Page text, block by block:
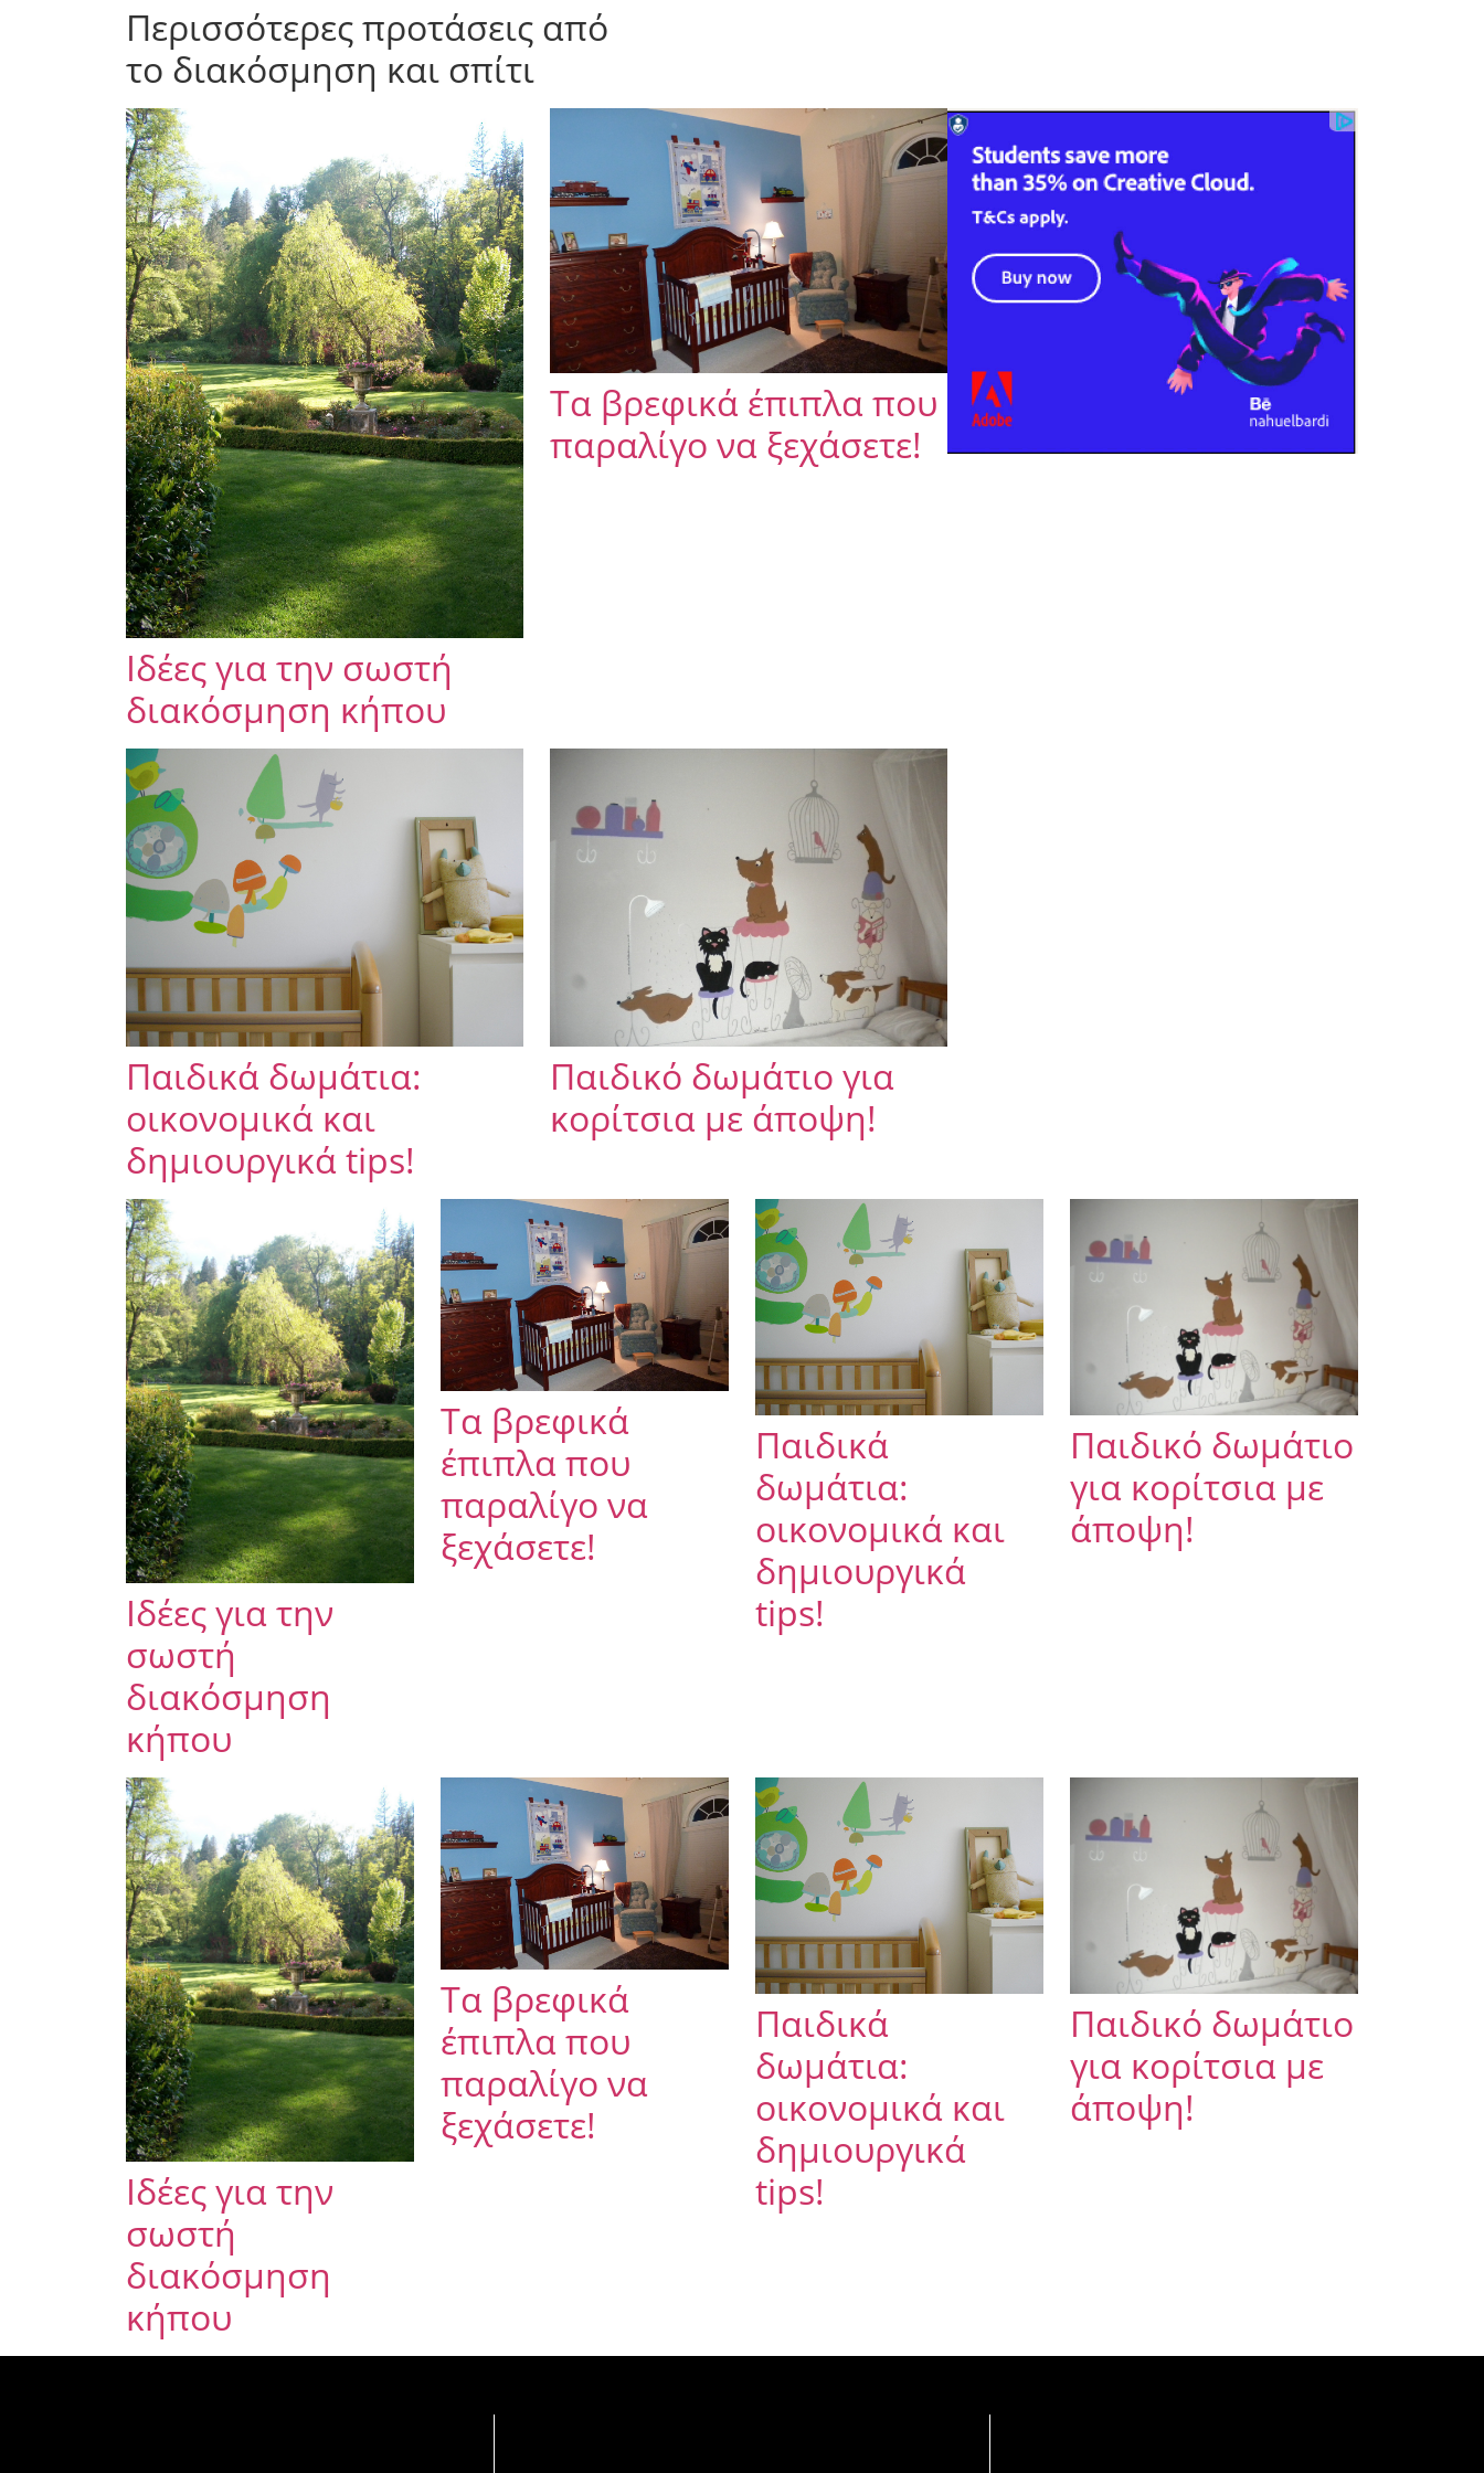
Περισσότερες προτάσεις από
το διακόσμηση και σπίτι
Ιδέες για την σωστή
διακόσμηση κήπου
Τα βρεφικά έπιπλα που
παραλίγο να ξεχάσετε!
Παιδικά δωμάτια:
οικονομικά και
δημιουργικά tips!
Παιδικό δωμάτιο για
κορίτσια με άποψη!
Ιδέες για την
σωστή
διακόσμηση
κήπου
Τα βρεφικά
έπιπλα που
παραλίγο να
ξεχάσετε!
Παιδικά
δωμάτια:
οικονομικά και
δημιουργικά
tips!
Παιδικό δωμάτιο
για κορίτσια με
άποψη!
Ιδέες για την
σωστή
διακόσμηση
κήπου
Τα βρεφικά
έπιπλα που
παραλίγο να
ξεχάσετε!
Παιδικά
δωμάτια:
οικονομικά και
δημιουργικά
tips!
Παιδικό δωμάτιο
για κορίτσια με
άποψη!